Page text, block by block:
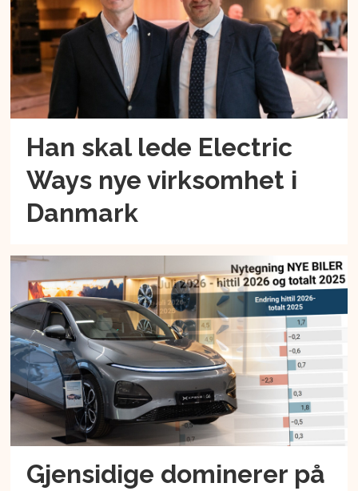
Han skal lede Electric
Ways nye virksomhet i
Danmark
Gjensidige dominerer på